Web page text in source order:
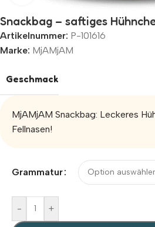
Snackbag – saftiges
Artikelnummer: P-101616
Marke: MjAMjAM
Geschmack
MjAMjAM Snackbag: Leckeres
Fellnasen!
Grammatur
- +
Alternative: